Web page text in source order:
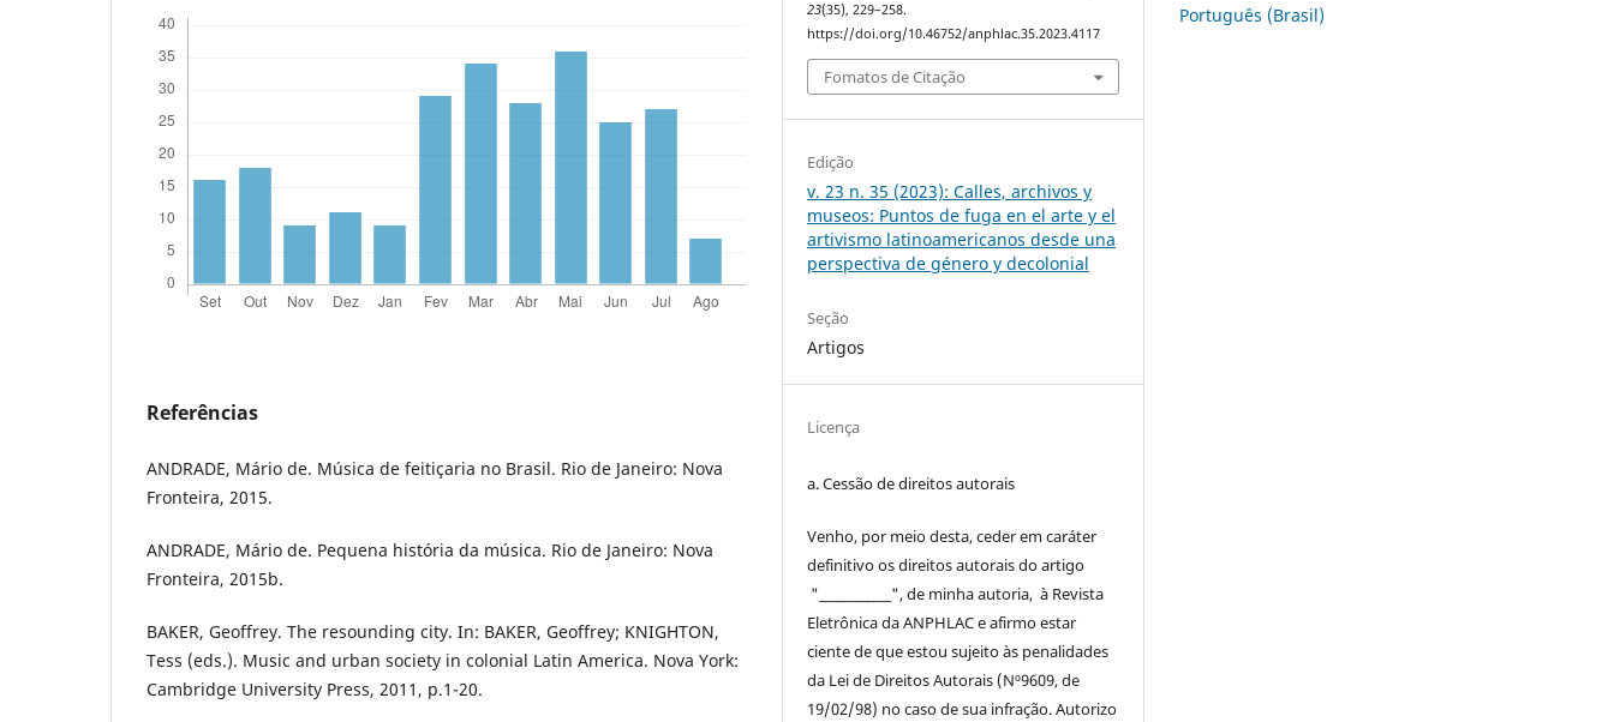
Referências
ANDRADE, Mário de. Música de feitiçaria no Brasil. Rio de Janeiro: Nova
Fronteira, 2015.
ANDRADE, Mário de. Pequena história da música. Rio de Janeiro: Nova
Fronteira, 2015b.
BAKER, Geoffrey. The resounding city. In: BAKER, Geoffrey; KNIGHTON,
Tess (eds.). Music and urban society in colonial Latin America. Nova York:
Cambridge University Press, 2011, p.1-20.
23(35), 229–258.
https://doi.org/10.46752/anphlac.35.2023.4117
Fomatos de Citação
Edição
v. 23 n. 35 (2023): Calles, archivos y
museos: Puntos de fuga en el arte y el
artivismo latinoamericanos desde una
perspectiva de género y decolonial
Seção
Artigos
Licença
a. Cessão dedireitosautorais
Venho, por meio desta, ceder em caráter
definitivo osdireitosautoraisdo artigo
"____________", de minha autoria, à Revista
Eletrônica da ANPHLACe afirmo estar
ciente de que estou sujeito às penalidades
da Lei de DireitosAutorais (Nº9609, de
19/02/98) no caso de sua infração. Autorizo
Português (Brasil)